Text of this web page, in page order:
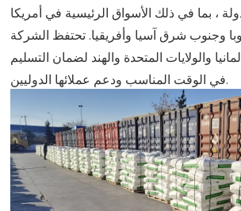
من 50 دولة ، بما في ذلك الأسواق الرئيسية في أمريكا
وجنوب شرق آسيا وأفريقيا. تحتفظ الشركة
والولايات المتحدة والهند لضمان التسليم
في الوقت المناسب ودعم عملائها الدوليين.